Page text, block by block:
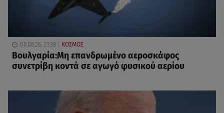
08.08.26, 21:38 ΚΟΣΜΟΣ
Βουλγαρία:Μη επανδρωμένο αεροσκάφος
συνετρίβη κοντά σε αγωγό φυσικού αερίου